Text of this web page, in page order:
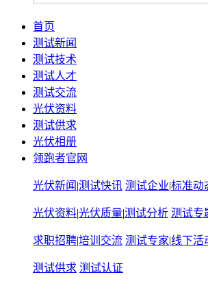
首页
测试新闻
测试技术
测试人才
测试交流
光伏资料
测试供求
光伏相册
领跑者官网
光伏新闻 |测试快讯 测试企业|标准动
光伏资料|光伏质量|测试分析 测试专
求职招聘|培训交流 测试专家|线下活
测试供求 测试认证